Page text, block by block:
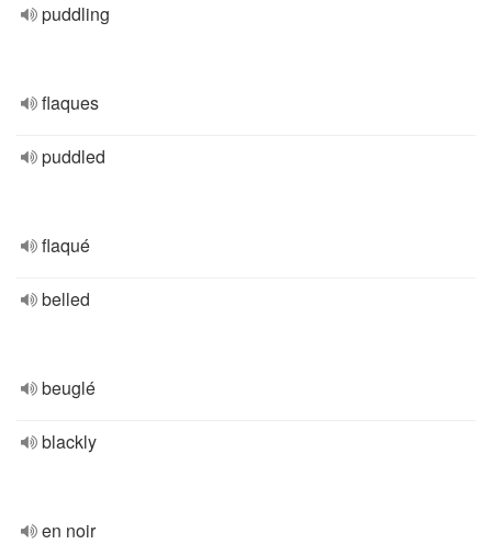
puddling
flaques
puddled
flaqué
belled
beuglé
blackly
en noir